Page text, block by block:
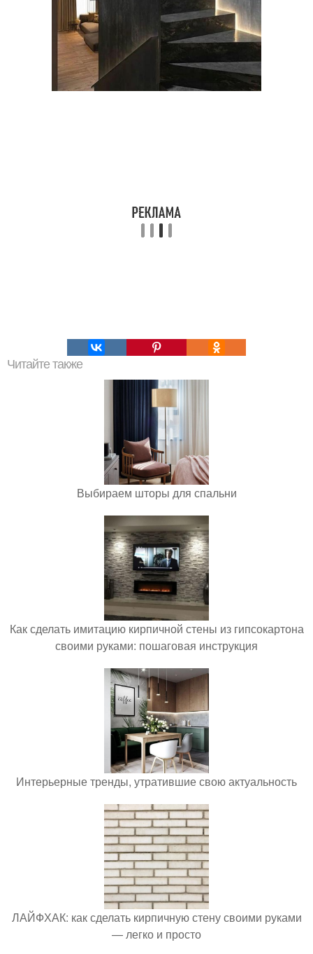
Читайте также
Выбираем шторы для спальни
Как сделать имитацию кирпичной стены из гипсокартона
своими руками: пошаговая инструкция
Интерьерные тренды, утратившие свою актуальность
ЛАЙФХАК: как сделать кирпичную стену своими руками
— легко и просто